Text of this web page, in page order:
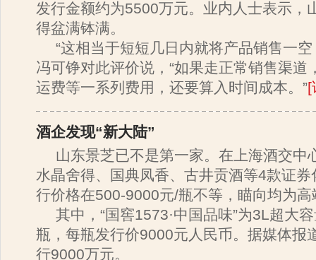
发行金额约为5500万元。业内人士表示，
得盆满钵满。
“这相当于短短几日内就将产品销售一
冯可铮对此评价说，“如果走正常销售渠道
运费等一系列费用，还要算入时间成本。”[
酒企发现“新大陆”
山东景芝已不是第一家。在上海酒交中
水晶舍得、国典凤香、古井贡酒等4款证
行价格在500-9000元/瓶不等，瞄向均为高
其中，“国窖1573·中国品味”为3L超大
瓶，每瓶发行价9000元人民币。据媒体报
行9000万元。